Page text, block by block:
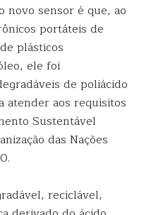
sensor é que, ao
portáteis de
plásticos
ele foi
de poliácido
atender aos requisitos
Sustentável
das Nações
reciclável,